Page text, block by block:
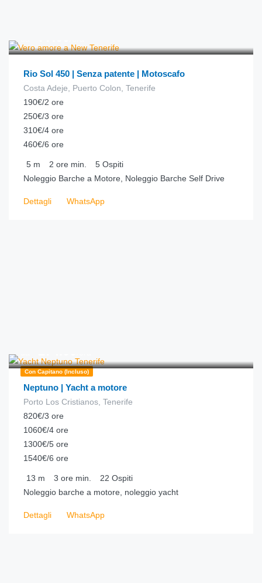
Rio Sol 450 | Senza patente | Motoscafo
Costa Adeje, Puerto Colon, Tenerife
190€/2 ore
250€/3 ore
310€/4 ore
460€/6 ore
5 m 2 ore min. 5 Ospiti
Noleggio Barche a Motore, Noleggio Barche Self Drive
Dettagli WhatsApp
Con Capitano (incluso)
Neptuno | Yacht a motore
Porto Los Cristianos, Tenerife
820€/3 ore
1060€/4 ore
1300€/5 ore
1540€/6 ore
13 m 3 ore min. 22 Ospiti
Noleggio barche a motore, noleggio yacht
Dettagli WhatsApp